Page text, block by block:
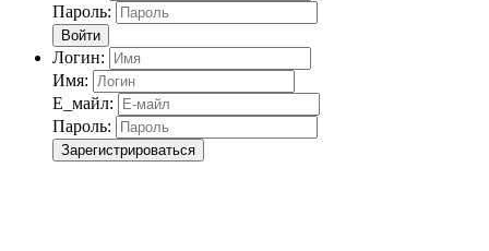
Пароль:
Войти
Логин:
Имя:
Е_майл:
Пароль:
Зарегистрироваться